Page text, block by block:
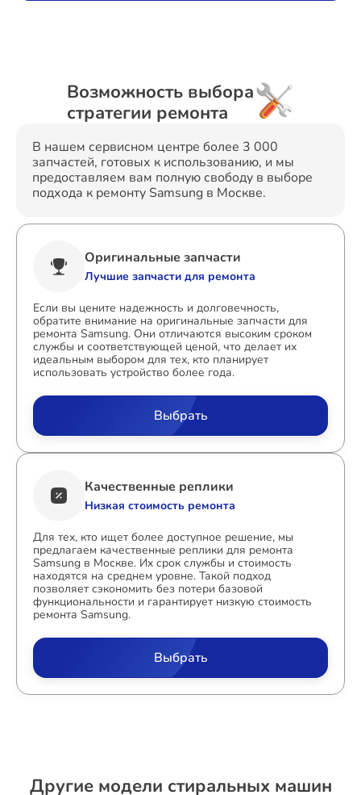
Возможность выбора
стратегии ремонта
В нашем сервисном центре более 3 000
запчастей, готовых к использованию, и мы
предоставляем вам полную свободу в выборе
подхода к ремонту Samsung в Москве.
Оригинальные запчасти
Лучшие запчасти для ремонта
Если вы цените надежность и долговечность,
обратите внимание на оригинальные запчасти для
ремонта Samsung. Они отличаются высоким сроком
службы и соответствующей ценой, что делает их
идеальным выбором для тех, кто планирует
использовать устройство более года.
Выбрать
Качественные реплики
Низкая стоимость ремонта
Для тех, кто ищет более доступное решение, мы
предлагаем качественные реплики для ремонта
Samsung в Москве. Их срок службы и стоимость
находятся на среднем уровне. Такой подход
позволяет сэкономить без потери базовой
функциональности и гарантирует низкую стоимость
ремонта Samsung.
Выбрать
Другие модели стиральных машин